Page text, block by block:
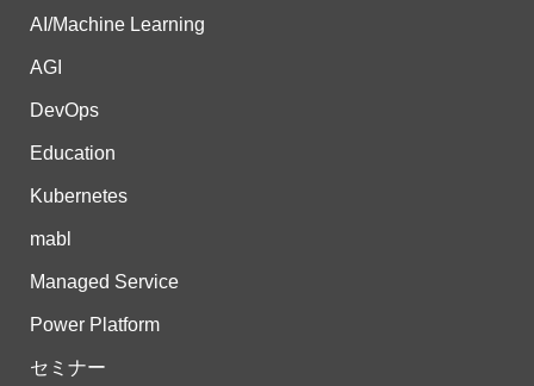
AI/Machine Learning
AGI
DevOps
Education
Kubernetes
mabl
Managed Service
Power Platform
セミナー